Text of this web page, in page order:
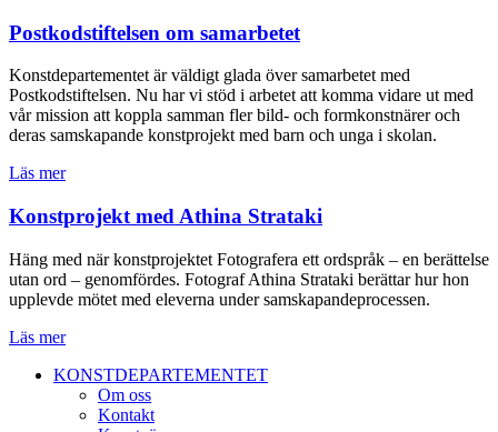
Postkodstiftelsen om samarbetet
Konstdepartementet är väldigt glada över samarbetet med
Postkodstiftelsen. Nu har vi stöd i arbetet att komma vidare ut med
vår mission att koppla samman fler bild- och formkonstnärer och
deras samskapande konstprojekt med barn och unga i skolan.
Läs mer
Konstprojekt med Athina Strataki
Häng med när konstprojektet Fotografera ett ordspråk – en berättelse
utan ord – genomfördes. Fotograf Athina Strataki berättar hur hon
upplevde mötet med eleverna under samskapandeprocessen.
Läs mer
KONSTDEPARTEMENTET
Om oss
Kontakt